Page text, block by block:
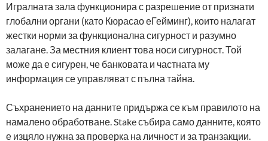
Игралната зала функционира с разрешение от признати
глобални органи (като Кюрасао еГейминг), които налагат
жестки норми за функционална сигурност и разумно
залагане. За местния клиент това носи сигурност. Той
може да е сигурен, че банковата и частната му
информация се управляват с пълна тайна.
Съхранението на данните придържа се към правилото на
намалено обработване. Stake събира само данните, която
е изцяло нужна за проверка на личност и за транзакции.